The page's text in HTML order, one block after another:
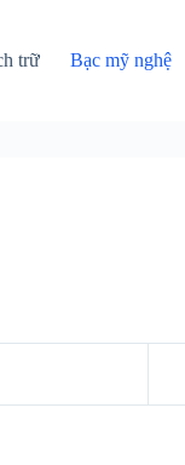
trữ Bạc mỹ nghệ